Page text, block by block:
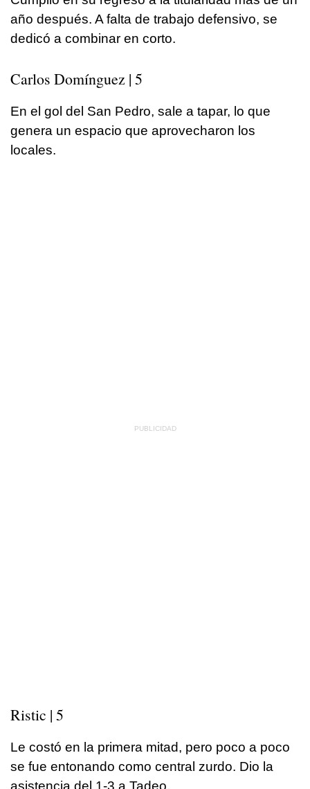
año después. A falta de trabajo defensivo, se
dedicó a combinar en corto.
Carlos Domínguez | 5
En el gol del San Pedro, sale a tapar, lo que
genera un espacio que aprovecharon los
locales.
Ristic | 5
Le costó en la primera mitad, pero poco a poco
se fue entonando como central zurdo. Dio la
asistencia del 1-3 a Tadeo.